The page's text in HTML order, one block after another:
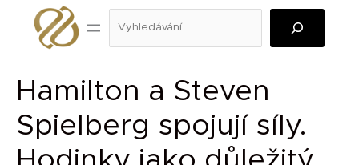
Přeskočit
Hamilton a Steven
Spielberg spojují síly.